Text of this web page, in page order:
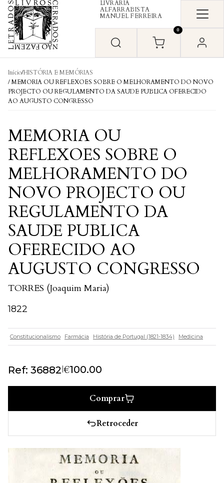
Skip to content
LIVRARIA
ALFARRABISTA
MANUEL FERREIRA
0
Início/HISTÓRIA E MEMÓRIAS
/ MEMORIA OU REFLEXOES SOBRE O MELHORAMENTO DO NOVO
PROJECTO OU REGULAMENTO DA SAUDE PUBLICA OFERECIDO
AO AUGUSTO CONGRESSO
MEMORIA OU
REFLEXOES SOBRE O
MELHORAMENTO DO
NOVO PROJECTO OU
REGULAMENTO DA
SAUDE PUBLICA
OFERECIDO AO
AUGUSTO CONGRESSO
TORRES (Joaquim Maria)
1822
Constitucionalismo Farmácia História de Portugal (1821-1834) Medicina
Ref: 36882|€100.00
Comprar
Retroceder